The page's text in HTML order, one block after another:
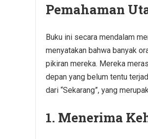
Pemahaman
Buku ini secara mendalam
menyatakan bahwa banyak
pikiran mereka. Mereka
depan yang belum tentu
dari “Sekarang”, yang
1. Menerima